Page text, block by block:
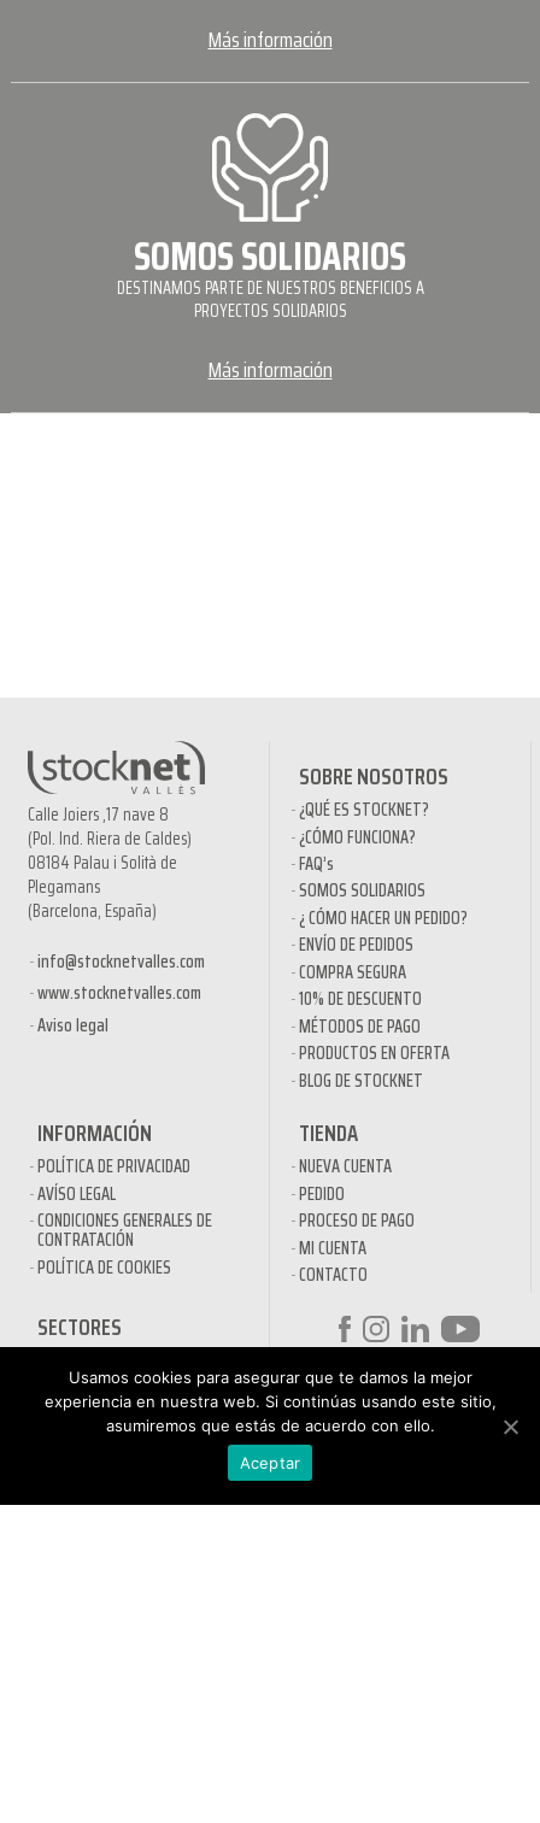
Más información
SOMOS SOLIDARIOS
DESTINAMOS PARTE DE NUESTROS BENEFICIOS A
PROYECTOS SOLIDARIOS
Más información
Calle Joiers ,17 nave 8
(Pol. Ind. Riera de Caldes)
08184 Palau i Solità de
Plegamans
(Barcelona, España)
info@stocknetvalles.com
www.stocknetvalles.com
Aviso legal
SOBRE NOSOTROS
¿QUÉ ES STOCKNET?
¿CÓMO FUNCIONA?
FAQ’s
SOMOS SOLIDARIOS
¿ CÓMO HACER UN PEDIDO?
ENVÍO DE PEDIDOS
COMPRA SEGURA
10% DE DESCUENTO
MÉTODOS DE PAGO
PRODUCTOS EN OFERTA
BLOG DE STOCKNET
INFORMACIÓN
POLÍTICA DE PRIVACIDAD
AVÍSO LEGAL
CONDICIONES GENERALES DE
CONTRATACIÓN
POLÍTICA DE COOKIES
TIENDA
NUEVA CUENTA
PEDIDO
PROCESO DE PAGO
MI CUENTA
CONTACTO
SECTORES
HOSTELERÍA
AUTOMOCIÓN
ATENCIÓN AL
CLIENTE
De lunes a viernes de 9h
Usamos cookies para asegurar que te damos la mejor
experiencia en nuestra web. Si continúas usando este sitio,
asumiremos que estás de acuerdo con ello.
Aceptar